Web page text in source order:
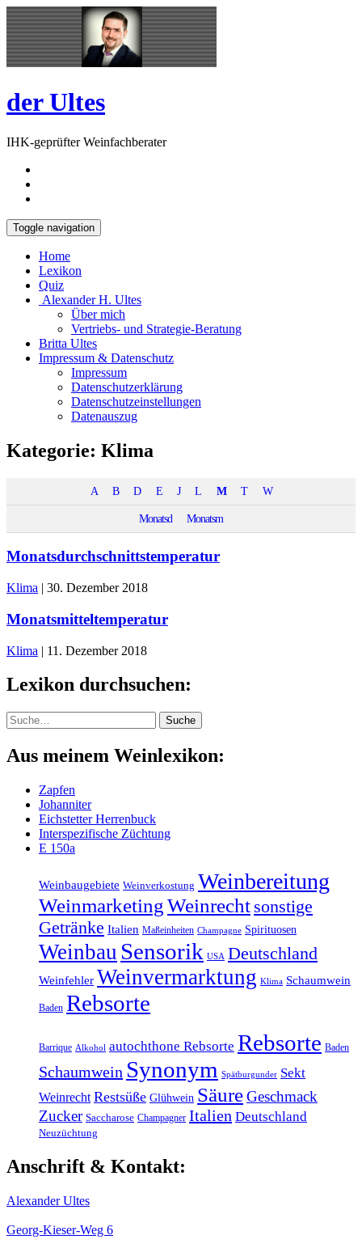
Skip
to
content
Open
Sidebar
der Ultes
IHK-geprüfter Weinfachberater
Toggle navigation
Home
Lexikon
Quiz
Alexander H. Ultes
Über mich
Vertriebs- und Strategie-Beratung
Britta Ultes
Impressum & Datenschutz
Impressum
Datenschutzerklärung
Datenschutzeinstellungen
Datenauszug
Kategorie: Klima
A B D E J L M T W
Monatsd Monatsm
Monatsdurchschnittstemperatur
Klima | 30. Dezember 2018
Monatsmitteltemperatur
Klima | 11. Dezember 2018
Lexikon durchsuchen:
Suche Suche
Aus meinem Weinlexikon:
Zapfen
Johanniter
Eichstetter Herrenbuck
Interspezifische Züchtung
E 150a
Weinbaugebiete Weinverkostung Weinbereitung
WeinmarketingWeinrecht sonstige
Getränke Italien Maßeinheiten Champagne Spirituosen
Weinbau Sensorik USA Deutschland
Weinfehler Weinvermarktung Klima Schaumwein
Baden Rebsorte
Barrique Alkohol autochthone Rebsorte Rebsorte Baden
Schaumwein Synonym Spätburgunder Sekt
Weinrecht Restsüße Glühwein SäureGeschmack
Zucker Saccharose Champagner Italien Deutschland
Neuzüchtung
Anschrift & Kontakt:
Alexander Ultes
Georg-Kieser-Weg 6